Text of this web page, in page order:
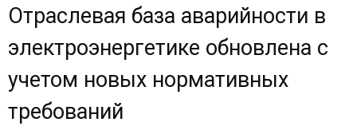
Отраслевая база аварийности в
электроэнергетике обновлена с
учетом новых нормативных
требований